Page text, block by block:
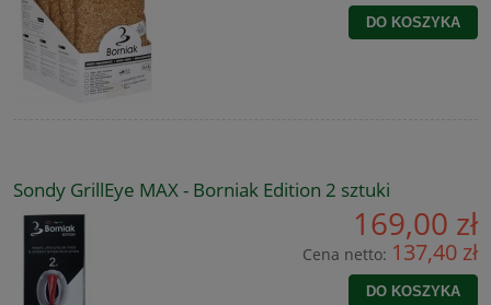
DO KOSZYKA
Sondy GrillEye MAX - Borniak Edition 2 sztuki
169,00 zł
Cena netto: 137,40 zł
DO KOSZYKA